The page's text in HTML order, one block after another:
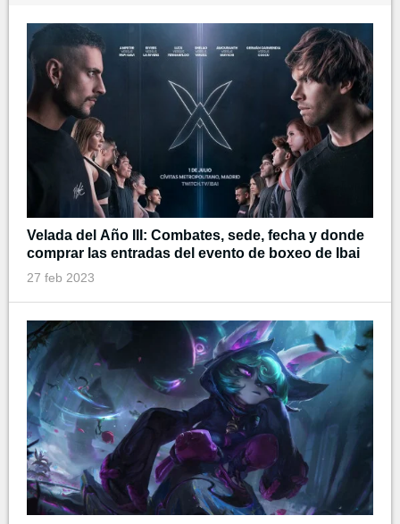
Velada del Año III: Combates, sede, fecha y donde
comprar las entradas del evento de boxeo de Ibai
27 feb 2023